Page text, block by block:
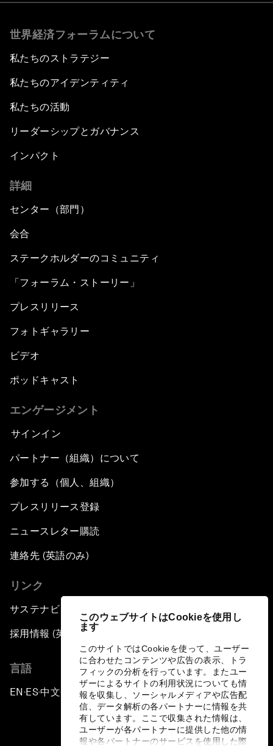
このウェブサイトはCookieを使用し
ます
このサイトではCookieを使って、ユーザー
に合わせたコンテンツや広告の表示、トラ
フィックの分析を行っています。またユー
ザーによるサイトの利用状況についても情
報を収集し、ソーシャルメディアや広告配
信、データ解析の各パートナーに情報を共
有しています。ここで収集された情報は、
ユーザーが各パートナーに提供した他の情
報や各パートナーのサービスを使用した際
世界経済フォーラムについて
私たちのストラテジー
私たちのアイデンティティ
私たちの活動
リーダーシップとガバナンス
インパクト
詳細
センター（部門）
会合
ステークホルダーのコミュニティ
「フォーラム・ストーリー」
プレスリリース
フォトギャラリー
ビデオ
ポッドキャスト
エンゲージメント
サインイン
パートナー（組織）について
参加する（個人、組織）
プレスリリース登録
ニュースレター購読
連絡先 (英語のみ)
リンク
サステナビリティへの取り組み
採用情報 (英語のみ)
言語
EN ▪ES▪中文▪ 日本語